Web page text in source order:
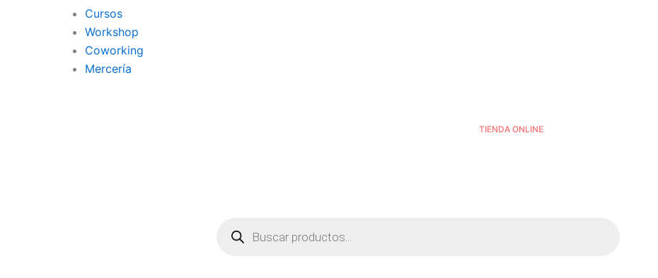
Cursos
Workshop
Coworking
Mercería
TIENDA ONLINE
productos